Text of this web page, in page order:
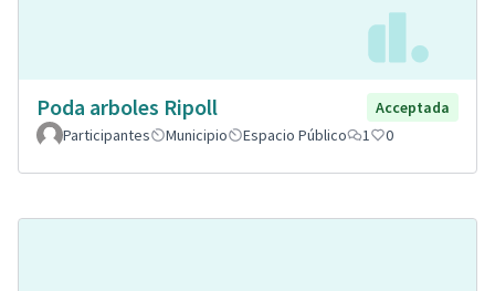
Poda arboles Ripoll
Acceptada
Participantes
Municipio Espacio Público 1 0